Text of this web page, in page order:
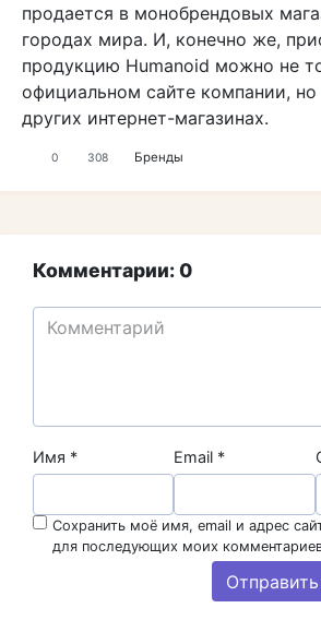
продается в монобрендовых
городах мира. И, конечно же,
продукцию Humanoid можно не
официальном сайте компании,
других интернет-магазинах.
0 308 Бренды
Комментарии: 0
Имя * Email *
Сохранить моё имя, email и адрес
для последующих моих